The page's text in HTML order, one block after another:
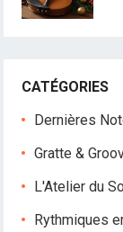
CATÉGORIES
Dernières
Gratte &
L'Atelier du
Rythmiques